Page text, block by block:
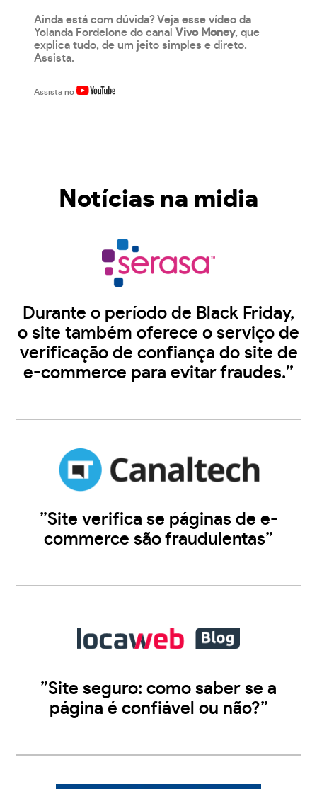
Ainda está com dúvida? Veja esse vídeo da
Yolanda Fordelone do canalVivo Money, que
explica tudo, de um jeito simples e direto.
Assista.
Assista no
Notícias na midia
Durante o período de Black Friday,
o site também oferece o serviço de
verificação de confiança do site de
e-commerce para evitar fraudes.”
”Site verifica se páginas de e-
commerce são fraudulentas”
”Site seguro: como saber se a
página é confiável ou não?”